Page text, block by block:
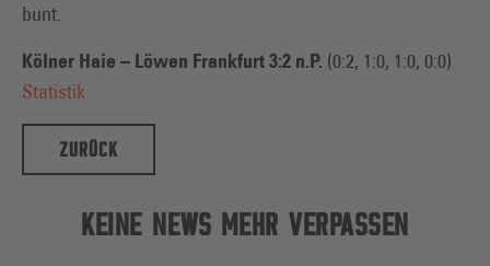
bunt.
Kölner Haie – Löwen Frankfurt 3:2 n.P. (0:2, 1:0, 1:0, 0:0)
Statistik
ZURÜCK
KEINE NEWS MEHR VERPASSEN